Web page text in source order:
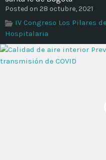
Time
Posted on 28 octubre, 2021
IV Congreso Los Pilares
Hospitalaria